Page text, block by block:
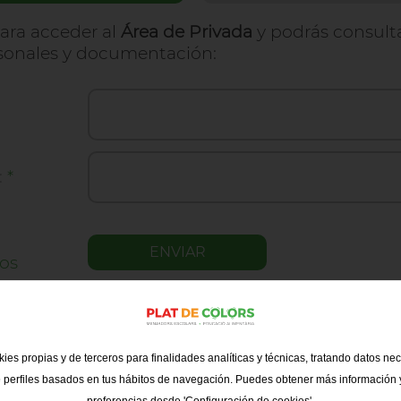
acceder al Área de Privada y podrás
y documentación:
*
con lo establecido en la normativa vigente en Protección de
le informamos que sus datos serán incorporados al
PLAT DE COLORS I LLEURE S.L.
propias y de terceros para finalidades analíticas y técnicas, tratando datos
basados en tus hábitos de navegación. Puedes obtener más información